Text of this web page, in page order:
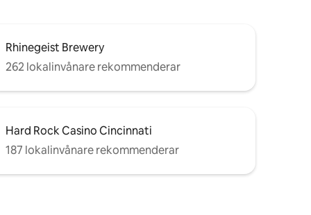
Rhinegeist Brewery
262 lokalinvånare rekommenderar
Hard Rock Casino Cincinnati
187 lokalinvånare rekommenderar